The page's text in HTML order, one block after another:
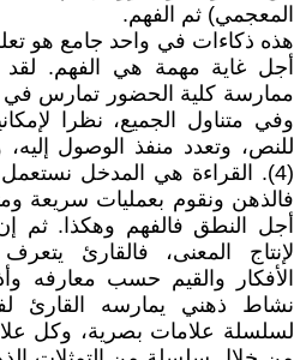
المعجمي) ثم الفهم.
هذه ذكاءات في واحد جامع هو
أجل غاية مهمة هي الفهم. لقد
ممارسة كلية الحضور تمارس في
وفي متناول الجميع، نظرا
للنص، وتعدد منفذ الوصول إليه،
(4). القراءة هي المدخل
فالذهن ونقوم بعمليات سريعة
أجل النطق فالفهم وهكذا. ثم
لإنتاج المعنى، فالقارئ
الأفكار والقيم حسب معارفه
نشاط ذهني يمارسه القارئ
لسلسلة علامات بصرية، وكل